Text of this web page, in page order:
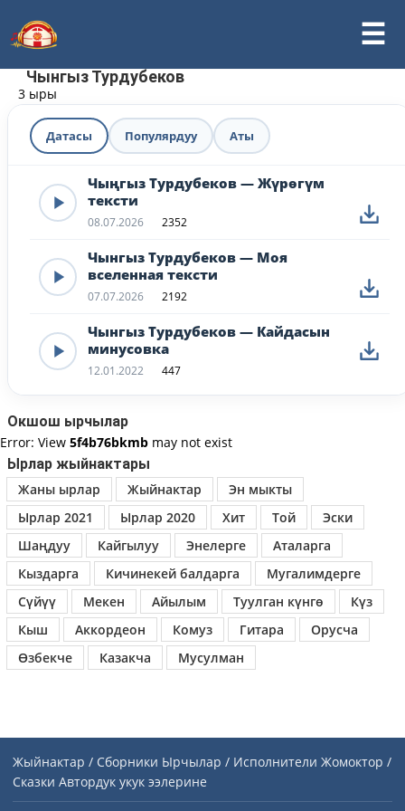
Чынгыз Турдубеков
3 ыры
Датасы Популярдуу Аты
Чыңгыз Турдубеков — Жүрөгүм
тексти
08.07.2026 2352
Чынгыз Турдубеков — Моя
вселенная тексти
07.07.2026 2192
Чынгыз Турдубеков — Кайдасын
минусовка
12.01.2022 447
Окшош ырчылар
Error: View 5f4b76bkmb may not exist
Ырлар жыйнактары
Жаны ырлар
Жыйнактар
Эн мыкты
Ырлар 2021
Ырлар 2020 Хит Той
Эски
Шаңдуу
Кайгылуу Энелерге
Аталарга
Кыздарга
Кичинекей балдарга
Мугалимдерге
Сүйүү
Мекен Айылым Туулган күнгө
Күз
Кыш
Аккордеон Комуз Гитара
Орусча
Өзбекче
Казакча Мусулман
Жыйнактар / Сборники Ырчылар / Исполнители Жомоктор /
Сказки Автордук укук ээлерине